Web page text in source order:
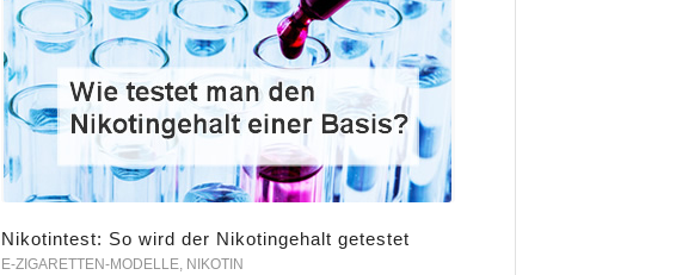
Nikotintest: So wird der Nikotingehalt getestet
E-ZIGARETTEN-MODELLE, NIKOTIN